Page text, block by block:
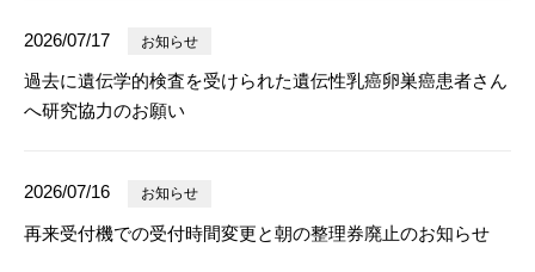
2026/07/17 お知らせ
過去に遺伝学的検査を受けられた遺伝性乳癌卵巣癌患者さん
へ研究協力のお願い
2026/07/16 お知らせ
再来受付機での受付時間変更と朝の整理券廃止のお知らせ